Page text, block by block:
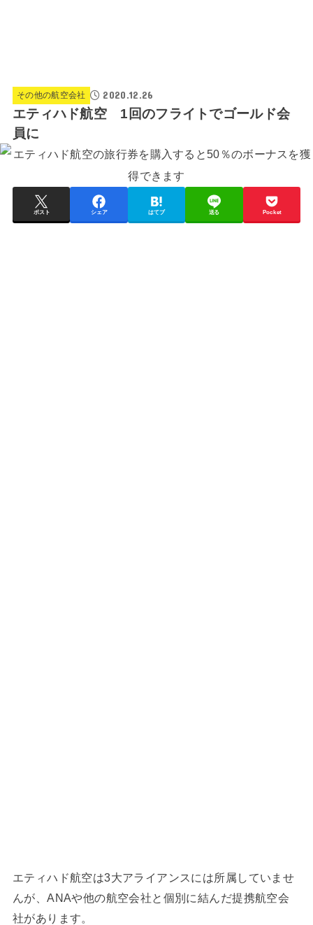
その他の航空会社 2020.12.26
エティハド航空 1回のフライトでゴールド会
員に
ポスト シェア はてブ 送る Pocket
エティハド航空は3大アライアンスには所属していませ
んが、ANAや他の航空会社と個別に結んだ提携航空会
社があります。